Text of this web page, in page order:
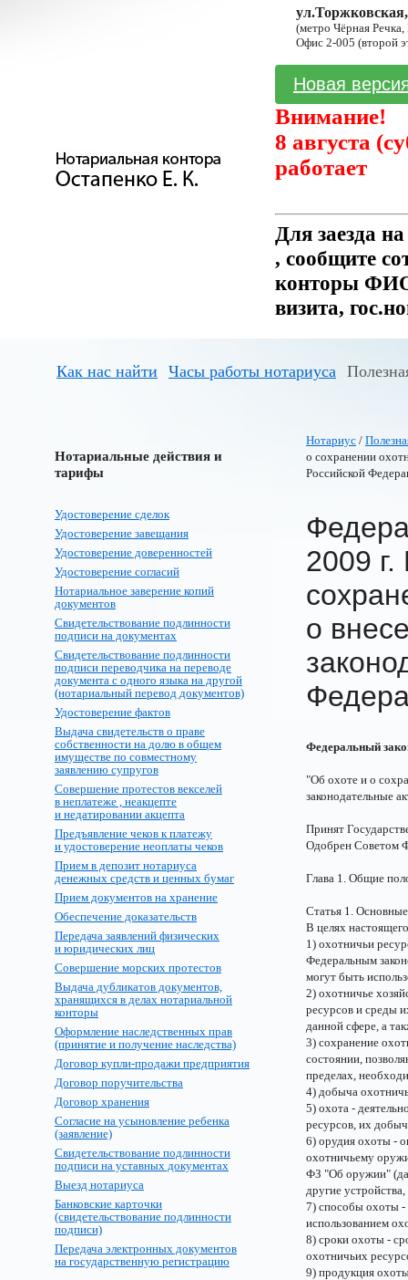
(метро Чёрная
Офис 2-005 (второй
Новая
Внимание!
8 августа
работает
Для заезда
, сообщите
конторы ФИО
визита,
Как нас найти Часы работы нотариуса
Нотариальные действия и
тарифы
Удостоверение сделок
Удостоверение завещания
Удостоверение доверенностей
Удостоверение согласий
Нотариальное заверение копий
документов
Свидетельствование подлинности
подписи на документах
Свидетельствование подлинности
подписи переводчика на переводе
документа с одного языка на другой
(нотариальный перевод документов)
Удостоверение фактов
Выдача свидетельств о праве
собственности на долю в общем
имуществе по совместному
заявлению супругов
Совершение протестов векселей
в неплатеже , неакцепте
и недатировании акцепта
Предъявление чеков к платежу
и удостоверение неоплаты чеков
Прием в депозит нотариуса
денежных средств и ценных бумаг
Прием документов на хранение
Обеспечение доказательств
Передача заявлений физических
и юридических лиц
Совершение морских протестов
Выдача дубликатов документов,
хранящихся в делах нотариальной
конторы
Оформление наследственных прав
(принятие и получение наследства)
Договор купли-продажи предприятия
Договор поручительства
Договор хранения
Согласие на усыновление ребенка
(заявление)
Свидетельствование подлинности
подписи на уставных документах
Выезд нотариуса
Банковские карточки
(свидетельствование подлинности
подписи)
Передача электронных документов
на государственную регистрацию
Нотариус /
о сохранении
Российской
2009
о
Федеральный
"Об охоте и о
законодательные
Принят
Одобрен Советом
Глава 1. Общие
Статья 1.
В целях
1) охотничьи
Федеральным
могут быть
2) охотничье
ресурсов и среды
данной сфере, а
3) сохранение
состоянии,
пределах,
4) добыча
5) охота -
ресурсов, их
6) орудия охоты -
охотничьему
ФЗ "Об оружии"
другие
7) способы охоты
использованием
8) сроки охоты -
охотничьих
9) продукция